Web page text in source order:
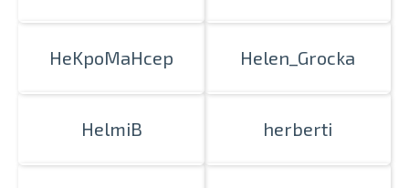
HeKpoMaHcep Helen_Grocka
HelmiB herberti